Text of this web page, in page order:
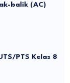
balik (AC)
PTS Kelas 8